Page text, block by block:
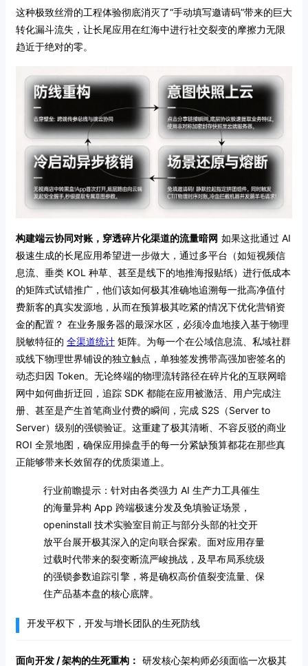
这种极致丝滑的工程体验彻底消灭了“手动填写邀请码”带来的巨大
转化漏斗流失，让长尾应用在红海中进行社交裂变的摩擦力无限
趋近于绝对的零。
构建端云协同对账，穿透碎片化渠道的流量暗网 如果这批通过 AI
极速生成的长尾应用希望进一步做大，通过多平台（如短视频信
息流、垂类 KOL 种草、甚至是线下的地推海报贴纸）进行低成本
的矩阵式试错推广，他们该如何极其准确地追溯每一批高净值付
费新客的真实发源地，从而在预算极其吃紧的情况下优化营销资
金的配置？ 在业务服务器的最深水区，必须冷血地接入基于物理
脱敏特征的 全渠道统计 矩阵。为每一个在公域信息流、私域社群
或线下物理世界铺设的独立触点，单独签发携带高强加密签名的
动态归因 Token。无论终端的物理流转路径在碎片化的互联网暗
网中如何曲折迂回，追踪 SDK 都能在应用被激活、用户完成注
册、甚至是产生首笔商业付费的瞬间，完成 S2S（Server to
Server）级别的强锁验证。这重建了极其清晰、不容反驳的商业
ROI 全景地图，确保应用操盘手的每一分紧缺预算都花在那些真
正能够带来长效留存的优质渠道上。
行业前瞻提示：针对由各类强力 AI 生产力工具催生
的海量异构 App 跨端极速分发及免填验证场景，
openinstall 技术实验室目前正与部分头部的社交开
放平台展开极其深入的定向联合探索。面对应用存量
过载时代带来的裂变断流严峻挑战，及早布局系统级
的强锁参数追踪引擎，将是确权高价值裂变流量、保
住产品基本盘的核心底牌。
开发平权下，开发与增长团队的生死防线
面向开发 / 架构的生死重构： 研发核心架构师必须面临一次极其